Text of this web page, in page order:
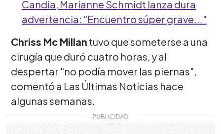
Candia, Marianne Schmidt lanza dura
advertencia: "Encuentro súper grave..."
Chriss Mc Millan tuvo que someterse a una
cirugía que duró cuatro horas, y al
despertar "no podía mover las piernas",
comentó a Las Últimas Noticias hace
algunas semanas.